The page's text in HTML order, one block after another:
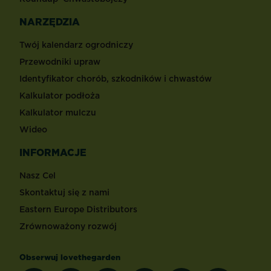
NARZĘDZIA
Twój kalendarz ogrodniczy
Przewodniki upraw
Identyfikator chorób, szkodników i chwastów
Kalkulator podłoża
Kalkulator mulczu
Wideo
INFORMACJE
Nasz Cel
Skontaktuj się z nami
Eastern Europe Distributors
Zrównoważony rozwój
Obserwuj lovethegarden